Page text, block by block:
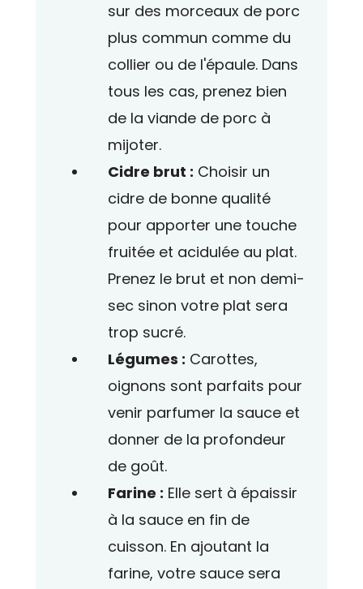
sur des morceaux de porc
plus commun comme du
collier ou de l'épaule. Dans
tous les cas, prenez bien
de la viande de porc à
mijoter.
Cidre brut : Choisir un
cidre de bonne qualité
pour apporter une touche
fruitée et acidulée au plat.
Prenez le brut et non demi-
sec sinon votre plat sera
trop sucré.
Légumes : Carottes,
oignons sont parfaits pour
venir parfumer la sauce et
donner de la profondeur
de goût.
Farine : Elle sert à épaissir
à la sauce en fin de
cuisson. En ajoutant la
farine, votre sauce sera